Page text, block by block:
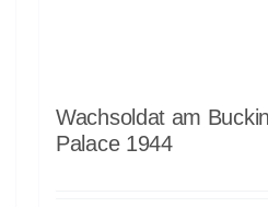
Wachsoldat am
Palace 1944